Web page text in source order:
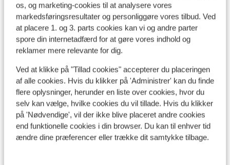
os, og marketing-cookies til at analysere vores
markedsføringsresultater og personliggøre vores tilbud. Ved
at placere 1. og 3. parts cookies kan vi og andre parter
spore din internetadfærd for at gøre vores indhold og
reklamer mere relevante for dig.
Ved at klikke på "Tillad cookies" accepterer du placeringen
af alle cookies. Hvis du klikker på 'Administrer' kan du finde
flere oplysninger, herunder en liste over cookies, hvor du
selv kan vælge, hvilke cookies du vil tillade. Hvis du klikker
på 'Nødvendige', vil der ikke blive placeret andre cookies
end funktionelle cookies i din browser. Du kan til enhver tid
ændre dine præferencer eller trække dit samtykke tilbage.
I området
Afstand til centrum: ca. 200 meter
Afstand til lufthavn lyon saint exupéry: ca. 219
kilometer
Afstand til togstation bourg st. maurice: ca. 30
kilometer
Afstand til pengeautomat ca. 500 meter
Afstand til skipiste ca. 0 meter
Afstand til skilift ca. 50 meter
Afstand til skiskole ca. 100 meter
Til parijs: ca. 690 kilometer og geneve: ca. 165